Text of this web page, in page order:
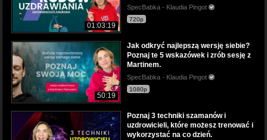
01:03:19
SpecBabka - Klaudia Pingot
720p
50:19
Jak odkryć najlepszą wersję siebie?
Poznaj te 5 wskazówek i zrób sesję z
Martinem.
SpecBabka - Klaudia Pingot
1080p
Poznaj 3 techniki szamanów i
uzdrowicieli, które możesz trenować i
wykorzystać na co dzień.